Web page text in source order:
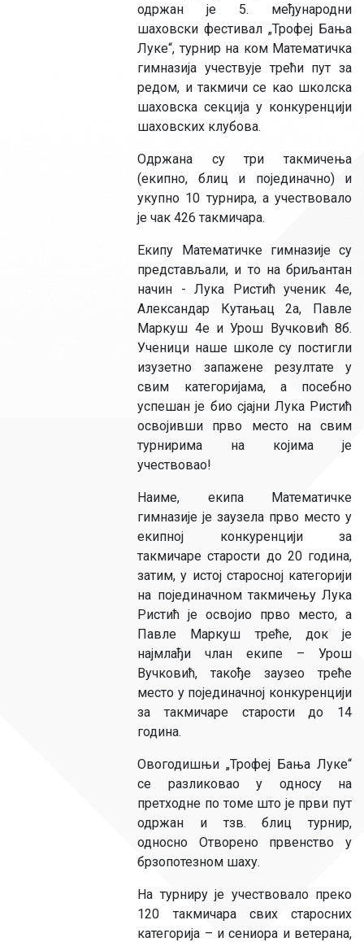
одржан је 5. међународни
шаховски фестивал „Трофеј Бања
Луке“, турнир на ком Математичка
гимназија учествује трећи пут за
редом, и такмичи се као школска
шаховска секција у конкуренцији
шаховских клубова.
Одржана су три такмичења
(екипно, блиц и појединачно) и
укупно 10 турнира, а учествовало
је чак 426 такмичара.
Екипу Математичке гимназије су
представљали, и то на бриљантан
начин - Лука Ристић ученик 4е,
Александар Кутањац 2а, Павле
Маркуш 4е и Урош Вучковић 8б.
Ученици наше школе су постигли
изузетно запажене резултате у
свим категоријама, а посебно
успешан је био сјајни Лука Ристић
освојивши прво место на свим
турнирима на којима је
учествовао!
Наиме, екипа Математичке
гимназије је заузела прво место у
екипној конкуренцији за
такмичаре старости до 20 година,
затим, у истој старосној категорији
на појединачном такмичењу Лука
Ристић је освојио прво место, а
Павле Маркуш треће, док је
најмлађи члан екипе – Урош
Вучковић, такође заузео треће
место у појединачној конкуренцији
за такмичаре старости до 14
година.
Овогодишњи „Трофеј Бања Луке“
се разликовао у односу на
претходне по томе што је први пут
одржан и тзв. блиц турнир,
односно Отворено првенство у
брзопотезном шаху.
На турниру је учествовало преко
120 такмичара свих старосних
категорија – и сениора и ветерана,